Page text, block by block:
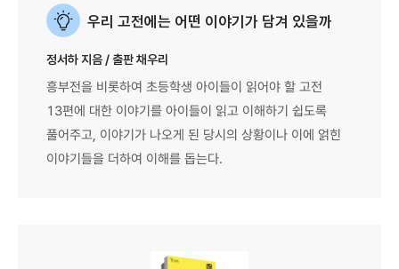
우리 고전에는 어떤 이야기가 담겨 있을까
정서하 지음 / 출판 채우리
흥부전을 비롯하여 초등학생 아이들이 읽어야 할 고전
13편에 대한 이야기를 아이들이 읽고 이해하기 쉽도록
풀어주고, 이야기가 나오게 된 당시의 상황이나 이에 얽힌
이야기들을 더하여 이해를 돕는다.